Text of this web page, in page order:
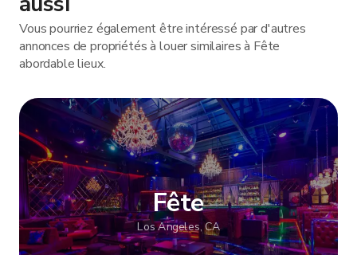
Vous pourriez également être intéressé par d'autres
annonces de propriétés à louer similaires à Fête
abordable lieux.
Fête
Los Angeles, CA